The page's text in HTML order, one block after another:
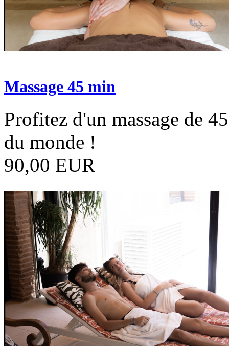
Massage 45 min
Profitez d'un massage de
du monde !
90,00 EUR